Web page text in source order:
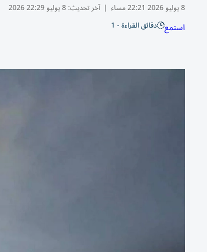
8 يوليو 2026 22:21 مساء | آخر تحديث:8 يوليو 22:29 2026
استمع دقائق القراءة - 1